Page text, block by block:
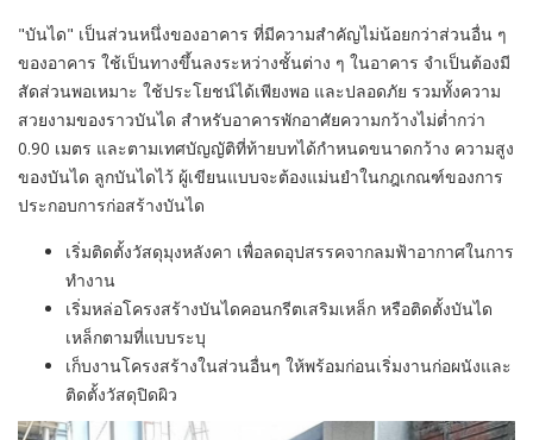
"บันได" เป็นส่วนหนึ่งของอาคาร ที่มีความสำคัญไม่น้อยกว่าส่วนอื่น ๆ
ของอาคาร ใช้เป็นทางขึ้นลงระหว่างชั้นต่าง ๆ ในอาคาร จำเป็นต้องมี
สัดส่วนพอเหมาะ ใช้ประโยชน์ได้เพียงพอ และปลอดภัย รวมทั้งความ
สวยงามของราวบันได สำหรับอาคารพักอาศัยความกว้างไม่ต่ำกว่า
0.90 เมตร และตามเทศบัญญัติที่ท้ายบทได้กำหนดขนาดกว้าง ความสูง
ของบันได ลูกบันไดไว้ ผู้เขียนแบบจะต้องแม่นยำในกฎเกณฑ์ของการ
ประกอบการก่อสร้างบันได
เริ่มติดตั้งวัสดุมุงหลังคา เพื่อลดอุปสรรคจากลมฟ้าอากาศในการ
ทำงาน
เริ่มหล่อโครงสร้างบันไดคอนกรีตเสริมเหล็ก หรือติดตั้งบันได
เหล็กตามที่แบบระบุ
เก็บงานโครงสร้างในส่วนอื่นๆ ให้พร้อมก่อนเริ่มงานก่อผนังและ
ติดตั้งวัสดุปิดผิว